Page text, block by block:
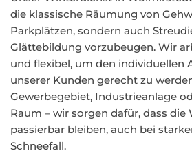
die klassische Räumung von
Parkplätzen, sondern auch
Glättebildung vorzubeugen. Wir
und flexibel, um den individuellen
unserer Kunden gerecht zu
Gewerbegebiet, Industrieanlage
Raum – wir sorgen dafür, dass die
passierbar bleiben, auch bei
Schneefall.